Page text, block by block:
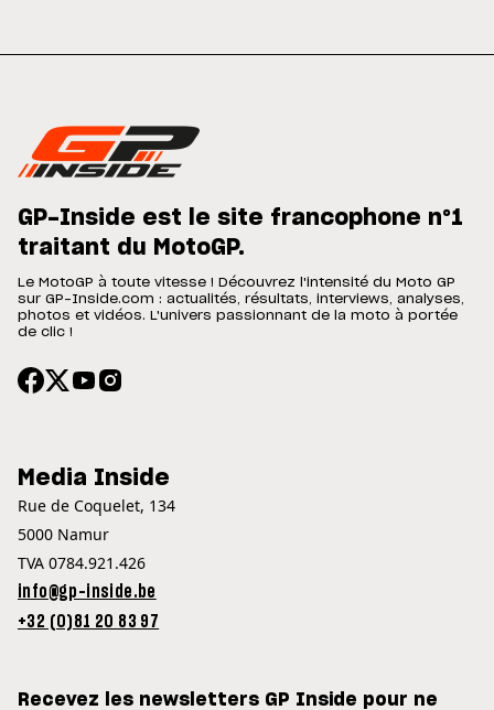
GP-Inside est le site francophone n°1
traitant du MotoGP.
Le MotoGP à toute vitesse ! Découvrez l'intensité du Moto GP
sur GP-Inside.com : actualités, résultats, interviews, analyses,
photos et vidéos. L'univers passionnant de la moto à portée
de clic !
Media Inside
Rue de Coquelet, 134
5000 Namur
TVA 0784.921.426
info@gp-inside.be
+32 (0)81 20 83 97
Recevez les newsletters GP Inside pour ne